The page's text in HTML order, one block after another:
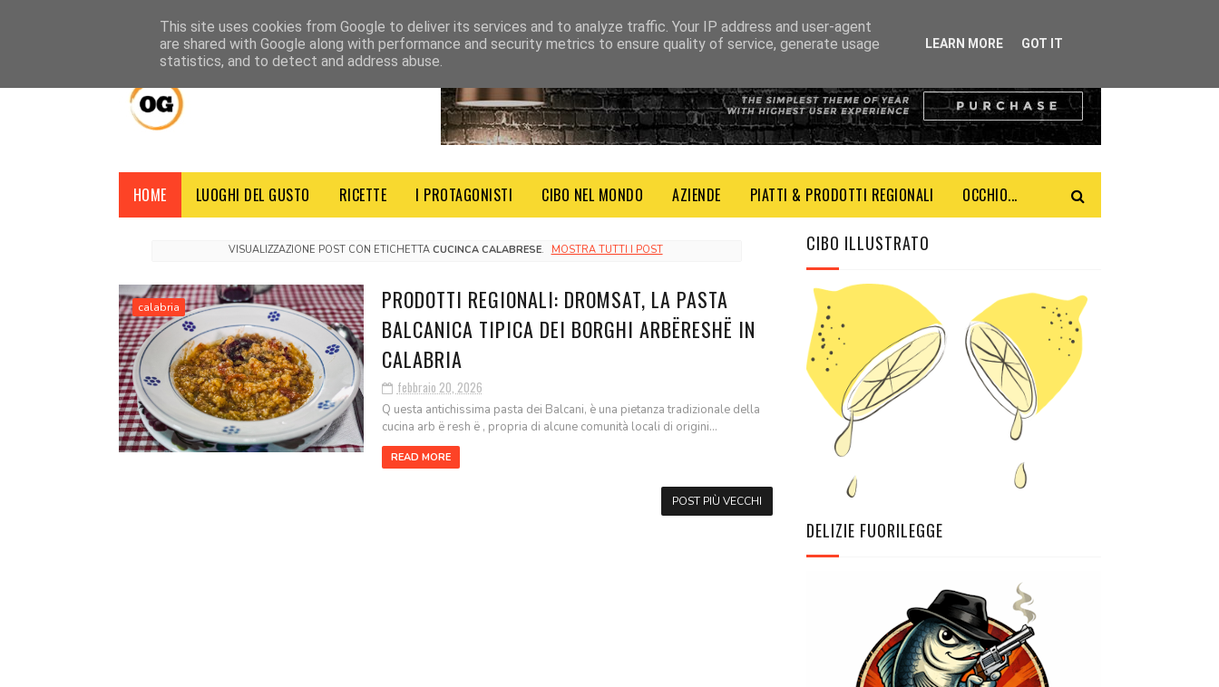
CHI SIAMO CREDITI NOTE LEGALI
HOME LUOGHI DEL GUSTO RICETTE I PROTAGONISTI CIBO NEL MONDO AZIENDE PIATTI & PRODOTTI REGIONALI OCCHIO...
VISUALIZZAZIONE POST CON ETICHETTACUCINCA CALABRESE. MOSTRA TUTTI I POST
calabria
PRODOTTI REGIONALI: DROMSAT, LA PASTA
BALCANICA TIPICA DEI BORGHI ARBËRESHË IN
CALABRIA
febbraio 20, 2026
Q uesta antichissima pasta dei Balcani, è una pietanza tradizionale della
cucina arb ë resh ë , propria di alcune comunità locali di origini...
READ MORE
POST PIÙ VECCHI
CIBO ILLUSTRATO
DELIZIE FUORILEGGE
This site uses cookies from Google to deliver its services and to analyze traffic. Your IP address and user-agent
are shared with Google along with performance and security metrics to ensure quality of service, generate usage
statistics, and to detect and address abuse.
LEARN MORE GOT IT